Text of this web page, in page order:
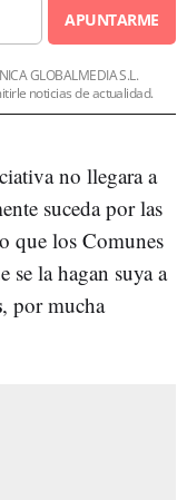
APUNTARME
GLOBALMEDIA S.L.
noticias de actualidad.
no llegara a
suceda por las
que los Comunes
se la hagan suya a
, por mucha